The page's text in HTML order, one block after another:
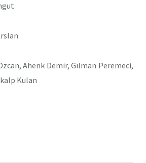
Ahenk Demir, Gılman Peremeci,
Kulan